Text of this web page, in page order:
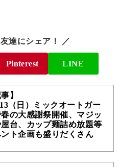
達にシェア！ ／
Pinterest LINE
】
（日）ミックオートガー
の大感謝祭開催、マジッ
台、カップ麺詰め放題等
ト企画も盛りだくさん